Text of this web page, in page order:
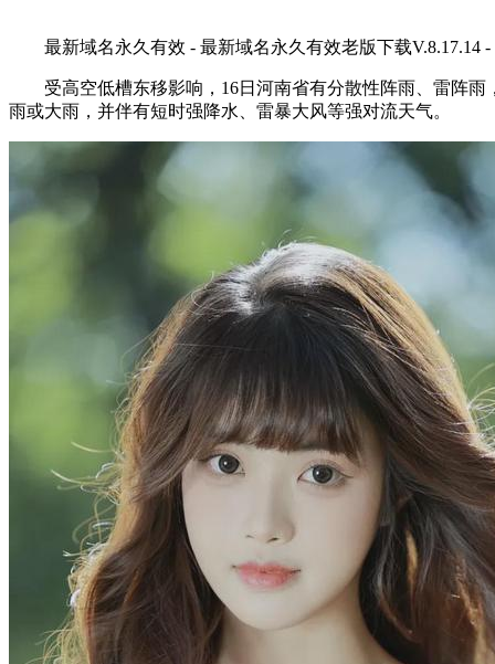
最新域名永久有效 - 最新域名永久有效老版下载V.8.17.14 -
受高空低槽东移影响，16日河南省有分散性阵雨、雷阵雨
雨或大雨，并伴有短时强降水、雷暴大风等强对流天气。